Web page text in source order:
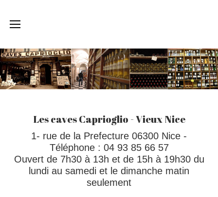
Les caves Caprioglio - Vieux Nice
1- rue de la Prefecture 06300 Nice -
Téléphone : 04 93 85 66 57
Ouvert de 7h30 à 13h et de 15h à 19h30 du
lundi au samedi et le dimanche matin
seulement